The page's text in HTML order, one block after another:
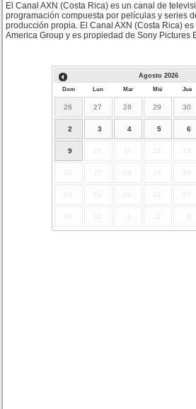
El Canal AXN (Costa Rica) es un canal de
programación compuesta por películas y series
producción propia. El Canal AXN (Costa Rica)
America Group y es propiedad de Sony Pictures
Agosto 2026
Dom Lun Mar Mié Jue
26 27 28 29 30
2 3 4 5 6
9